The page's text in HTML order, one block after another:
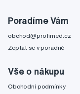
Poradíme Vám
obchod@profimed.cz
Zeptat se v poradně
Vše o nákupu
Obchodní podmínky